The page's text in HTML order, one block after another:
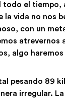
todo el tiempo,
la vida no nos
con un
atrevernos
algo haremos
pesando 89
irregular.